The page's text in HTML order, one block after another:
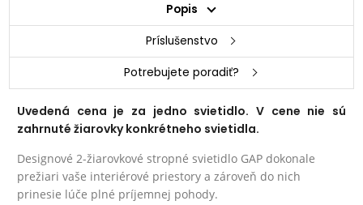
Popis
Príslušenstvo
Potrebujete poradiť?
Uvedená cena je za jedno svietidlo. V cene nie sú
zahrnuté žiarovky konkrétneho svietidla.
Designové 2-žiarovkové stropné svietidlo GAP dokonale
prežiari vaše interiérové priestory a zároveň do nich
prinesie lúče plné príjemnej pohody.